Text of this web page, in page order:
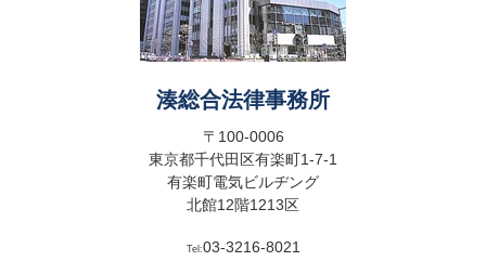
湊総合法律事務所
〒100-0006
東京都千代田区有楽町1-7-1
有楽町電気ビルヂング
北館12階1213区
Tel:03-3216-8021